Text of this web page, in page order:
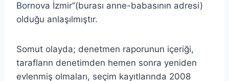
Bornova İzmir”(burası anne-babasının adresi)
olduğu anlaşılmıştır.
Somut olayda; denetmen raporunun içeriği,
tarafların denetimden hemen sonra yeniden
evlenmiş olmaları, seçim kayıtlarında 2008